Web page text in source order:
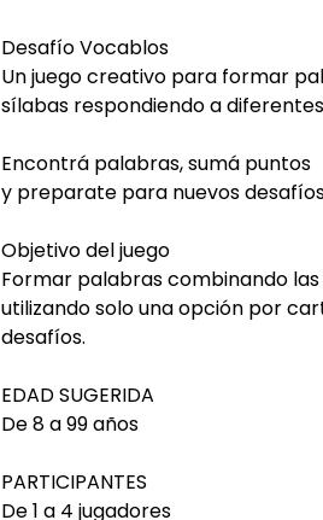
Desafío Vocablos
Un juego creativo para formar
sílabas respondiendo a
Encontrá palabras, sumá puntos
y preparate para nuevos
Objetivo del juego
Formar palabras combinando
utilizando solo una opción por
desafíos.
EDAD SUGERIDA
De 8 a 99 años
PARTICIPANTES
De 1 a 4 jugadores